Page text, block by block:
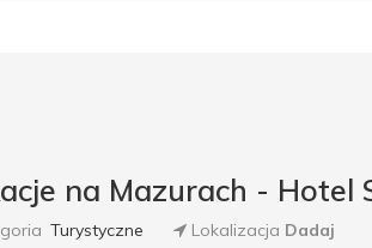
na Mazurach - Hotel
Turystyczne Lokalizacja Dadaj